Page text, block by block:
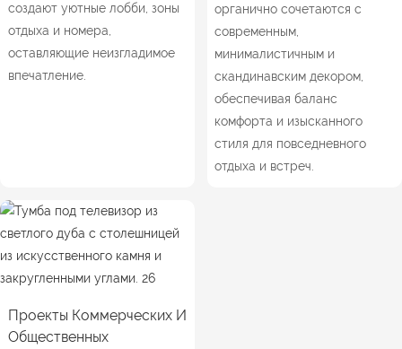
создают уютные лобби, зоны
отдыха и номера,
оставляющие неизгладимое
впечатление.
органично сочетаются с
современным,
минималистичным и
скандинавским декором,
обеспечивая баланс
комфорта и изысканного
стиля для повседневного
отдыха и встреч.
Проекты Коммерческих И
Общественных